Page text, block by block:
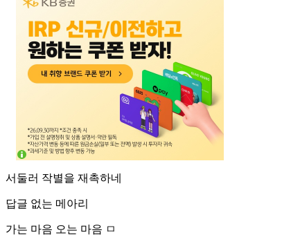
서둘러 작별을 재촉하네
답글 없는 메아리
가는 마음 오는 마음 ㅁ